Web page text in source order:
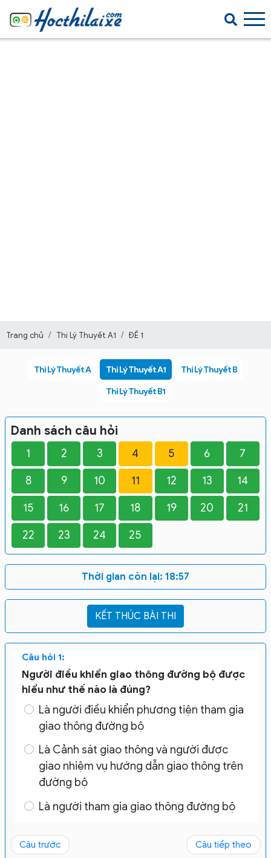
Trang chủ Thi Lý Thuyết A1 ĐỀ 1
Thi Lý Thuyết A Thi Lý Thuyết A1 Thi Lý Thuyết B
Thi Lý Thuyết B1
Danh sách câu hỏi
1 2 3 4 5 6 7
8 9 10 11 12 13 14
15 16 17 18 19 20 21
22 23 24 25
Thời gian còn lại: 18:56
Câu hỏi 1:
Người điều khiển giao thông đường bộ được
hiểu như thế nào là đúng?
Là người điều khiển phương tiện tham gia
giao thông đường bộ
Là Cảnh sát giao thông và người được
giao nhiệm vụ hướng dẫn giao thông trên
đường bộ
Là người tham gia giao thông đường bộ
Câu trước Câu tiếp theo